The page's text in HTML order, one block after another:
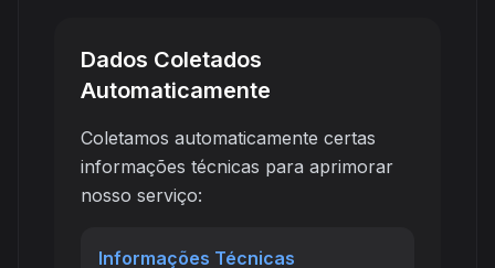
Dados Coletados
Automaticamente
Coletamos automaticamente certas
informações técnicas para aprimorar
nosso serviço:
Informações Técnicas